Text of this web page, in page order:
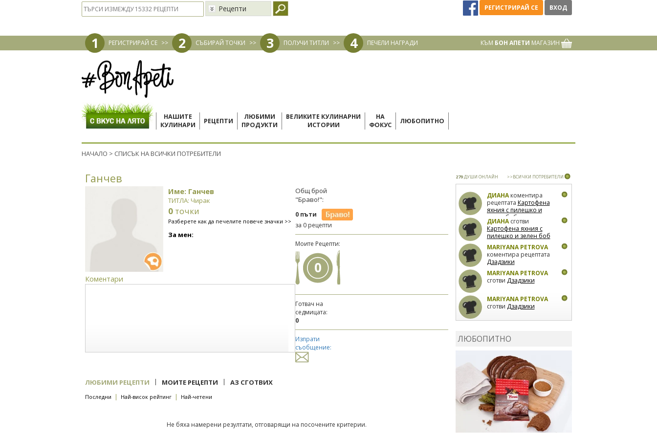
Рецепти РЕГИСТРИРАЙ СЕ ВХОД
1 РЕГИСТРИРАЙ СЕ >> 2 СЪБИРАЙ ТОЧКИ >> 3 ПОЛУЧИ ТИТЛИ >> 4 ПЕЧЕЛИ НАГРАДИ КЪМ БОН АПЕТИ МАГАЗИН
НАШИТЕ
КУЛИНАРИ
РЕЦЕПТИ
ЛЮБИМИ
ПРОДУКТИ
ВЕЛИКИТЕ КУЛИНАРНИ
ИСТОРИИ
НА
ФОКУС
ЛЮБОПИТНО
НАЧАЛО > СПИСЪК НА ВСИЧКИ ПОТРЕБИТЕЛИ
Ганчев
Име: Ганчев
ТИТЛА: Чирак
0 точки
Разберете как да печелите повече значки >>
За мен:
Коментари
Общ брой
"Браво!":
0 пъти
за 0 рецепти
Моите Рецепти:
0
Готвач на
седмицата:
0
Изпрати
съобщение:
ЛЮБИМИ РЕЦЕПТИ | МОИТЕ РЕЦЕПТИ | АЗ СГОТВИХ
Последни | Най-висок рейтинг | Най-четени
Не бяха намерени резултати, отговарящи на посочените критерии.
279ДУШИ ОНЛАЙН >>ВСИЧКИ ПОТРЕБИТЕЛИ
ДИАНАкоментира
рецептата Картофена
яхния с пилешко и
зелен боб
ДИАНАсготви
Картофена яхния с
пилешко и зелен боб
MARIYANA PETROVA
коментира рецептата
Дзадзики
MARIYANA PETROVA
сготви Дзадзики
MARIYANA PETROVA
сготви Дзадзики
фурна
рецептатаСвински
ребра с печени
картофи
ЛЮБОПИТНО